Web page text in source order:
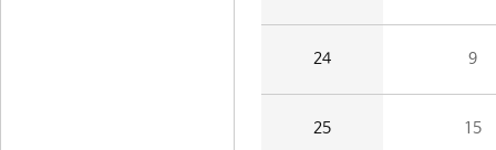
24 9
25 15